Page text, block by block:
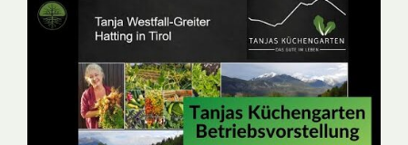
ÜBER UNS